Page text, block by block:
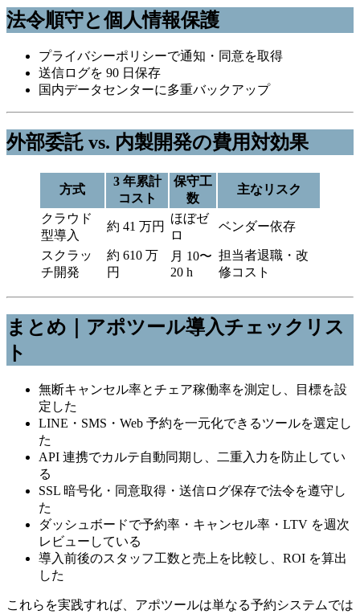
法令順守と個人情報保護
プライバシーポリシーで通知・同意を取得
送信ログを 90 日保存
国内データセンターに多重バックアップ
外部委託 vs. 内製開発の費用対効果
方式
3 年累計
コスト
保守工
数
主なリスク
クラウド
型導入
約 41 万円
ほぼゼ
ロ
ベンダー依存
スクラッ
チ開発
約 610 万
円
月 10〜
20 h
担当者退職・改
修コスト
まとめ｜アポツール導入チェックリス
ト
無断キャンセル率とチェア稼働率を測定し、目標を設
定した
LINE・SMS・Web 予約を一元化できるツールを選定し
た
API 連携でカルテ自動同期し、二重入力を防止してい
る
SSL 暗号化・同意取得・送信ログ保存で法令を遵守し
た
ダッシュボードで予約率・キャンセル率・LTV を週次
レビューしている
導入前後のスタッフ工数と売上を比較し、ROI を算出
した
これらを実践すれば、アポツールは単なる予約システムでは